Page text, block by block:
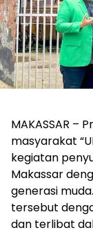
MAKASSAR –
masyarakat
kegiatan
Makassar
generasi
tersebut
dan terlibat